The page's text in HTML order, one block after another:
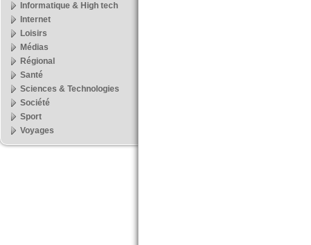
Informatique & High tech
Internet
Loisirs
Médias
Régional
Santé
Sciences & Technologies
Société
Sport
Voyages